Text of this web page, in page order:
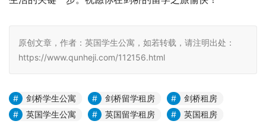
原创文章，作者：英国学生公寓，如若转载，请注明出处：
https://www.qunheji.com/112156.html
剑桥学生公寓 剑桥留学租房
剑桥租房
英国学生公寓
英国留学租房 英国租房